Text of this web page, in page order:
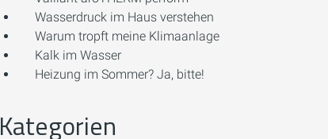
Wasserdruck im Haus verstehen
Warum tropft meine Klimaanlage
Kalk im Wasser
Heizung im Sommer? Ja, bitte!
Kategorien